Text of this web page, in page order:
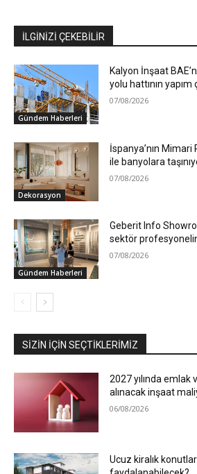
İLGİNİZİ ÇEKEBİLİR
Gündem Haberleri
Kalyon İnşaat
yolu hattının yapım
07/08/2026
Dekorasyon
İspanya’nın
ile banyolara
07/08/2026
Gündem Haberleri
Geberit Info
sektör
07/08/2026
SIZIN İÇIN SEÇTIKLERIMIZ
2027 yılında emlak
alınacak inşaat
06/08/2026
Ucuz kiralık